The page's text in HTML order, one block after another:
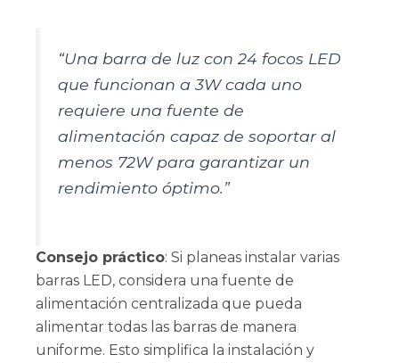
“Una barra de luz con 24 focos LED
que funcionan a 3W cada uno
requiere una fuente de
alimentación capaz de soportar al
menos 72W para garantizar un
rendimiento óptimo.”
Consejo práctico: Si planeas instalar varias
barras LED, considera una fuente de
alimentación centralizada que pueda
alimentar todas las barras de manera
uniforme. Esto simplifica la instalación y